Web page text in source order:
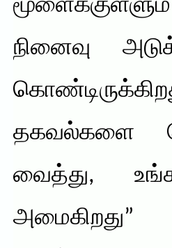
நினைவு
தகவல்களை
வைத்து,